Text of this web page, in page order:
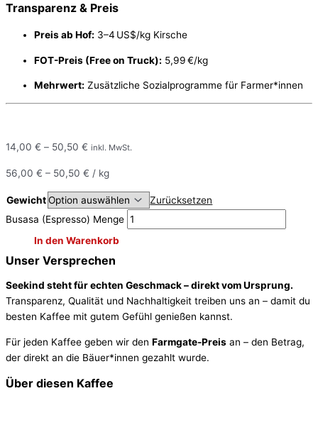
Transparenz & Preis
Preis ab Hof: 3–4 US$/kg Kirsche
FOT-Preis (Free on Truck): 5,99 €/kg
Mehrwert: Zusätzliche Sozialprogramme für Farmer*innen
14,00 € – 50,50 € inkl. MwSt.
56,00 € – 50,50 € / kg
Gewicht
Zurücksetzen
Busasa (Espresso) Menge
In den Warenkorb
Unser Versprechen
Seekind steht für echten Geschmack – direkt vom Ursprung.
Transparenz, Qualität und Nachhaltigkeit treiben uns an – damit du
besten Kaffee mit gutem Gefühl genießen kannst.
Für jeden Kaffee geben wir den Farmgate-Preis an – den Betrag,
der direkt an die Bäuer*innen gezahlt wurde.
Über diesen Kaffee